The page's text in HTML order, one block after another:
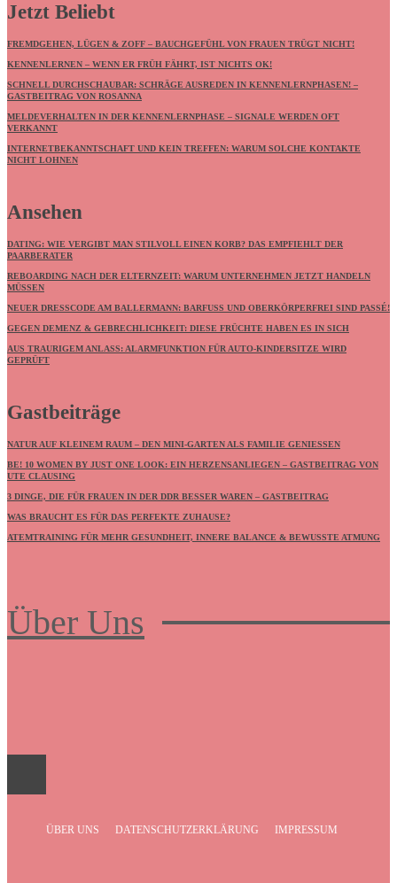
Jetzt Beliebt
FREMDGEHEN, LÜGEN & ZOFF – BAUCHGEFÜHL VON FRAUEN TRÜGT NICHT!
KENNENLERNEN – WENN ER FRÜH FÄHRT, IST NICHTS OK!
SCHNELL DURCHSCHAUBAR: SCHRÄGE AUSREDEN IN KENNENLERNPHASEN! –
GASTBEITRAG VON ROSANNA
MELDEVERHALTEN IN DER KENNENLERNPHASE – SIGNALE WERDEN OFT
VERKANNT
INTERNETBEKANNTSCHAFT UND KEIN TREFFEN: WARUM SOLCHE KONTAKTE
NICHT LOHNEN
Ansehen
DATING: WIE VERGIBT MAN STILVOLL EINEN KORB? DAS EMPFIEHLT DER
PAARBERATER
REBOARDING NACH DER ELTERNZEIT: WARUM UNTERNEHMEN JETZT HANDELN
MÜSSEN
NEUER DRESSCODE AM BALLERMANN: BARFUSS UND OBERKÖRPERFREI SIND PASSÉ!
GEGEN DEMENZ & GEBRECHLICHKEIT: DIESE FRÜCHTE HABEN ES IN SICH
AUS TRAURIGEM ANLASS: ALARMFUNKTION FÜR AUTO-KINDERSITZE WIRD
GEPRÜFT
Gastbeiträge
NATUR AUF KLEINEM RAUM – DEN MINI-GARTEN ALS FAMILIE GENIESSEN
BE! 10 WOMEN BY JUST ONE LOOK: EIN HERZENSANLIEGEN – GASTBEITRAG VON
UTE CLAUSING
3 DINGE, DIE FÜR FRAUEN IN DER DDR BESSER WAREN – GASTBEITRAG
WAS BRAUCHT ES FÜR DAS PERFEKTE ZUHAUSE?
ATEMTRAINING FÜR MEHR GESUNDHEIT, INNERE BALANCE & BEWUSSTE ATMUNG
Über Uns
ÜBER UNS DATENSCHUTZERKLÄRUNG IMPRESSUM